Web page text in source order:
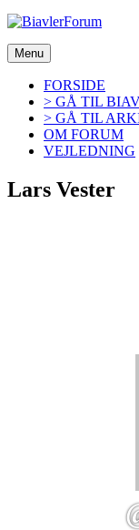
Videre
indhold
Menu
FORSIDE
> GÅ TIL
> GÅ TIL
OM FORUM
VEJLEDNING
Lars Vester